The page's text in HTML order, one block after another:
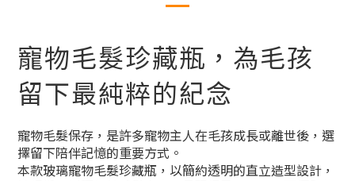
寵物毛髮珍藏瓶，為毛孩
留下最純粹的紀念
寵物毛髮保存，是許多寵物主人在毛孩成長或離世後，選
擇留下陪伴記憶的重要方式。
本款玻璃寵物毛髮珍藏瓶，以簡約透明的直立造型設計，